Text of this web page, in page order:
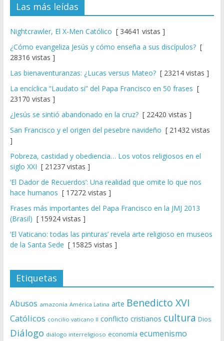
Las más leídas
Nightcrawler, El X-Men Católico [ 34641 vistas ]
¿Cómo evangeliza Jesús y cómo enseña a sus discípulos?[
28316 vistas ]
Las bienaventuranzas: ¿Lucas versus Mateo?[ 23214 vistas ]
La encíclica “Laudato si” del Papa Francisco en 50 frases [
23170 vistas ]
¿Jesús se sintió abandonado en la cruz?[ 22420 vistas ]
San Francisco y el origen del pesebre navideño [ 21432 vistas
]
Pobreza, castidad y obediencia… Los votos religiosos en el
siglo XXI [ 21237 vistas ]
‘El Dador de Recuerdos’: Una realidad que omite lo que nos
hace humanos [ 17272 vistas ]
Frases más importantes del Papa Francisco en la JMJ 2013
(Brasil) [ 15924 vistas ]
‘El Vaticano: todas las pinturas’ revela arte religioso en museos
de la Santa Sede [ 15825 vistas ]
Etiquetas
Abusos amazonía América Latina arte Benedicto XVI
Católicos concilio vaticano II conflicto cristianos cultura Dios
Diálogo diálogo interreligioso economía ecumenismo